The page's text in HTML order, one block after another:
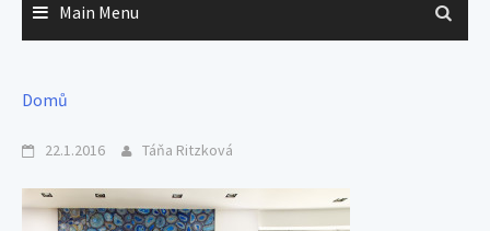
Main Menu
Domů
22.1.2016 Táňa Ritzková